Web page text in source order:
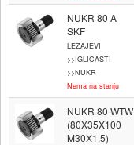
NUKR 80 A
SKF
LEZAJEVI
>>IGLICASTI
>>NUKR
Nema na stanju
NUKR 80 WTW
(80X35X100
M30X1.5)